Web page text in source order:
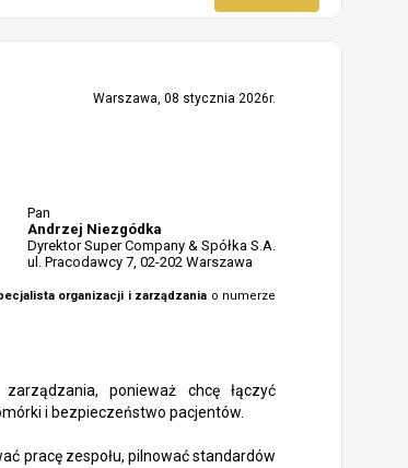
Warszawa, 08 stycznia 2026r.
Pan
Andrzej Niezgódka
Dyrektor Super Company & Spółka S.A.
ul. Pracodawcy 7, 02-202 Warszawa
organizacji i zarządzania o numerze
ponieważ chcę łączyć
i bezpieczeństwo pacjentów.
pracę zespołu, pilnować standardów